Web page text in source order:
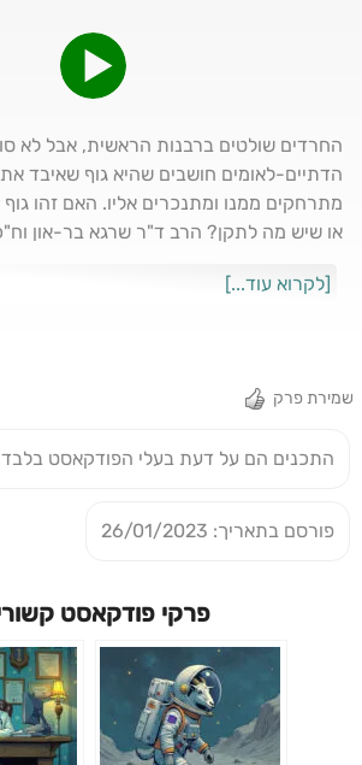
החרדים שולטים ברבנות הראשית, אבל לא
הדתיים-לאומים חושבים שהיא גוף שאיבד את
מתרחקים ממנו ומתנכרים אליו. האם זהו גוף
או שיש מה לתקן? הרב ד"ר שרגא בר-און
אוהבים לשנוא
[לקרוא עוד...]
שמירת פרק
התכנים הם על דעת בעלי הפודקאסט
פורסם בתאריך: 26/01/2023
פרקי פודקאסט